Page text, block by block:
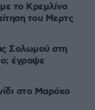
το Κρεμλίνο
του Μερτς
Σολωμού στη
έγραψε
στο Μαρόκο